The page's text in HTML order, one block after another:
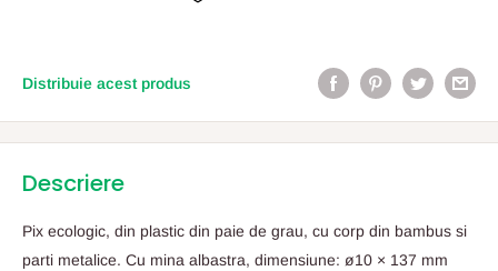
Distribuie acest produs
Descriere
Pix ecologic, din plastic din paie de grau, cu corp din bambus si
parti metalice. Cu mina albastra, dimensiune: ø10 × 137 mm